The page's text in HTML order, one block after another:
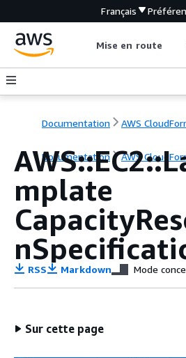
Français
Mise en route
Documentation AWS
Documentation AWS
mplate
RSS Markdown Mode
Sur cette page